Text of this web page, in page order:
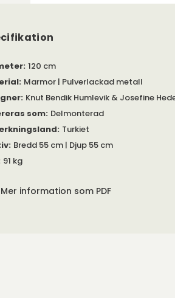
: 120 cm
: Marmor | Pulverlackad metall
: Knut Bendik Humlevik & Josefine
som: Delmonterad
: Turkiet
: Bredd 55 cm | Djup 55 cm
91 kg
Mer information som PDF